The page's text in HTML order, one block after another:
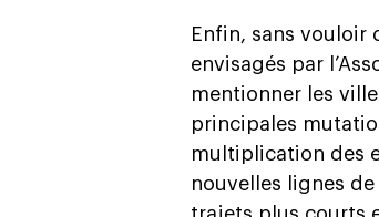
Enfin, sans vouloir
envisagés par
mentionner les
principales
multiplication des
nouvelles lignes